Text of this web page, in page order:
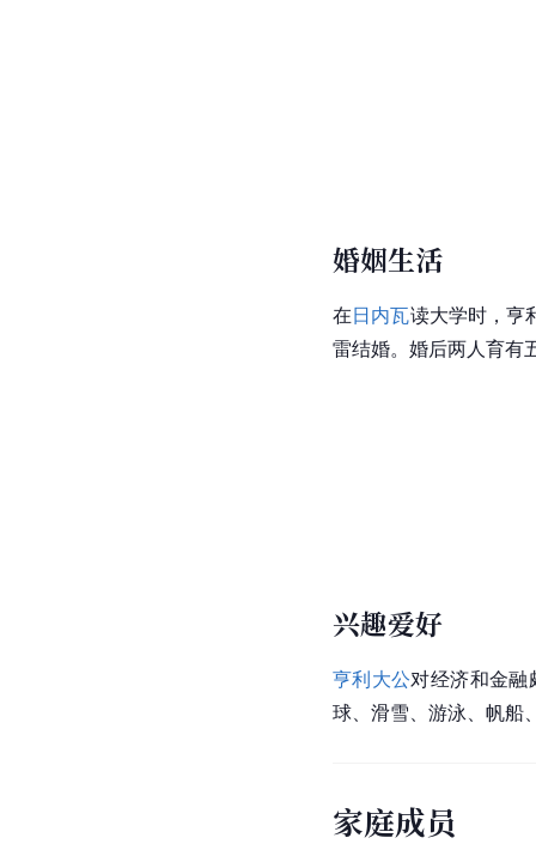
婚姻生活
在日内瓦读大学时，亨
雷结婚。婚后两人育有
兴趣爱好
亨利大公对经济和金融
球、滑雪、游泳、帆船
家庭成员